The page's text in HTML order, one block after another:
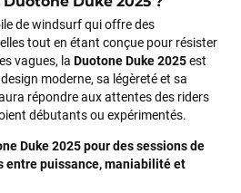
de windsurf qui offre des
tout en étant conçue pour résister
vagues, la Duotone Duke 2025est
moderne, sa légèreté et sa
répondre aux attentes des riders
débutants ou expérimentés.
Duke 2025 pour des sessions de
entre puissance, maniabilité et
à remplacer ma board eux
laquelle je n'aurais jamais pensé !
prix et en plus super sympas. Merci
dyno !
il y a 3 mois
depuis Tahiti. Super service.
est arrivée en super état.